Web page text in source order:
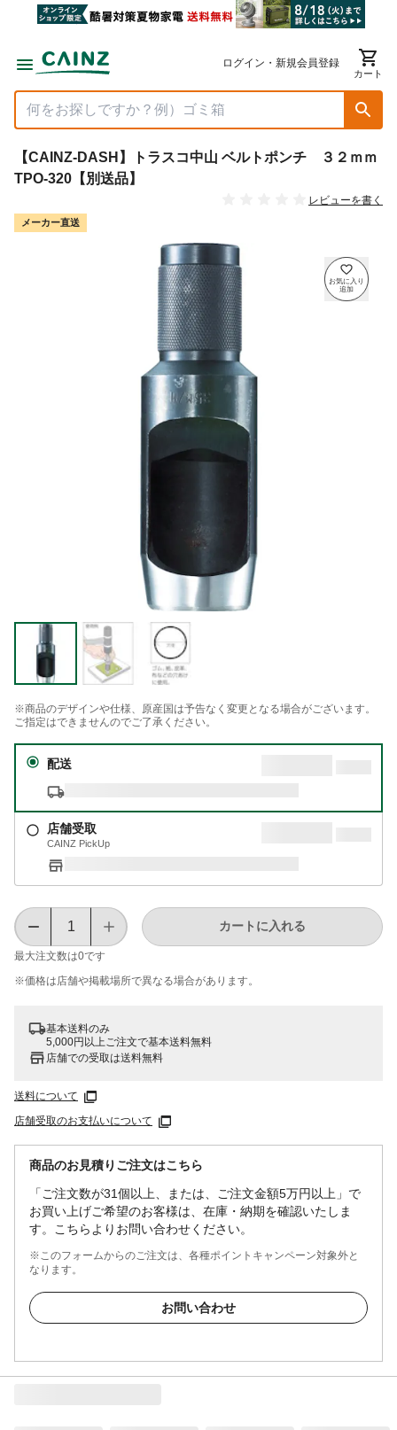
ログイン・新規会員登録
カート
【CAINZ-DASH】トラスコ中山 ベルトポンチ ３２ｍｍ
TPO-320【別送品】
レビューを書く
メーカー直送
※商品のデザインや仕様、原産国は予告なく変更となる場合がございます。
ご指定はできませんのでご了承ください。
配送
店舗受取
CAINZ PickUp
最大注文数は0です
カートに入れる
※価格は​店舗や​掲載場所で​異なる​場合が​あります。
基本送料のみ
5,000円以上ご注文で基本送料無料
店舗での受取は送料無料
送料について
店舗受取のお支払いについて
商品のお見積りご注文はこちら
「ご注文数が31個以上、または、ご注文金額5万円以上」で
お買い上げご希望のお客様は、在庫・納期を確認いたしま
す。こちらよりお問い合わせください。
※このフォームからのご注文は、各種ポイントキャンペーン対象外と
なります。
お問い合わせ